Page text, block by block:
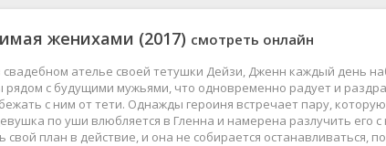
женихами (2017) смотреть онлайн
свадебном ателье своей тетушки Дейзи, Дженн каждый день
рядом с будущими мужьями, что одновременно радует и
с ним от тети. Однажды героиня встречает пару,
по уши влюбляется в Гленна и намерена разлучить его
свой план в действие, и она не собирается останавливаться,